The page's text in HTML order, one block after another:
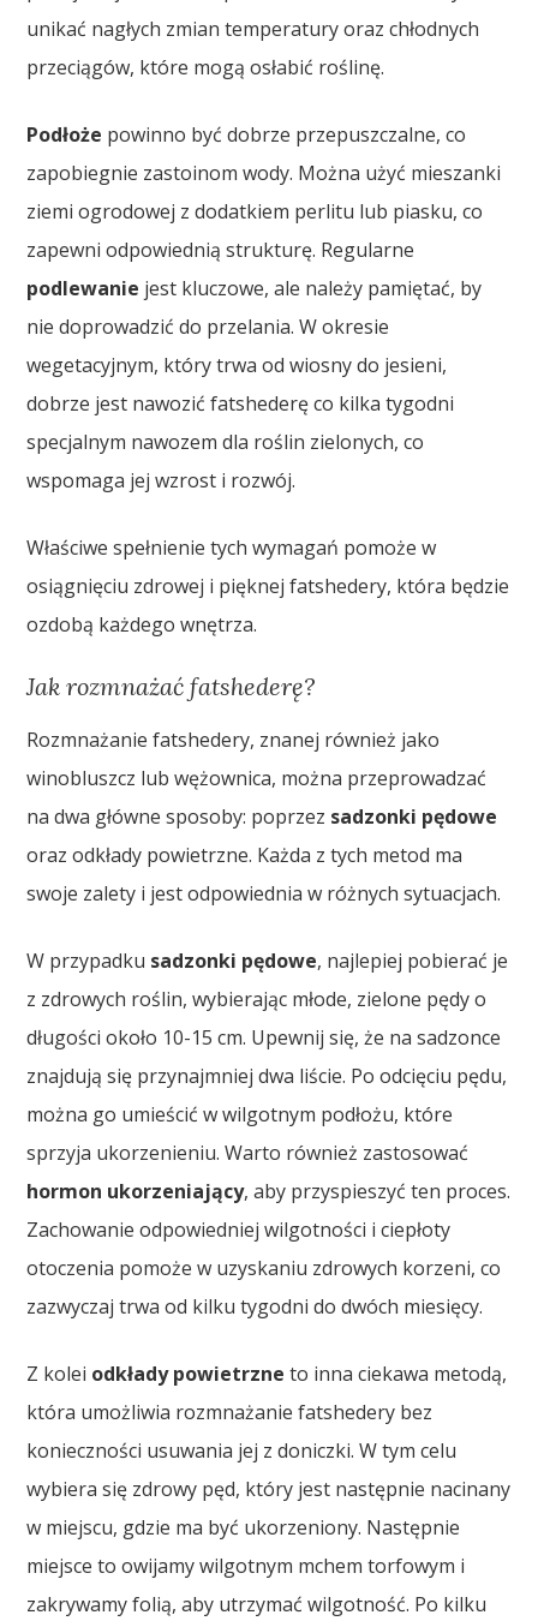
unikać nagłych zmian temperatury oraz chłodnych
przeciągów, które mogą osłabić roślinę.
Podłoże powinno być dobrze przepuszczalne, co
zapobiegnie zastoinom wody. Można użyć mieszanki
ziemi ogrodowej z dodatkiem perlitu lub piasku, co
zapewni odpowiednią strukturę. Regularne
podlewanie jest kluczowe, ale należy pamiętać, by
nie doprowadzić do przelania. W okresie
wegetacyjnym, który trwa od wiosny do jesieni,
dobrze jest nawozić fatshederę co kilka tygodni
specjalnym nawozem dla roślin zielonych, co
wspomaga jej wzrost i rozwój.
Właściwe spełnienie tych wymagań pomoże w
osiągnięciu zdrowej i pięknej fatshedery, która będzie
ozdobą każdego wnętrza.
Jak rozmnażać fatshederę?
Rozmnażanie fatshedery, znanej również jako
winobluszcz lub wężownica, można przeprowadzać
na dwa główne sposoby: poprzez sadzonki pędowe
oraz odkłady powietrzne. Każda z tych metod ma
swoje zalety i jest odpowiednia w różnych sytuacjach.
W przypadku sadzonki pędowe, najlepiej pobierać je
z zdrowych roślin, wybierając młode, zielone pędy o
długości około 10-15 cm. Upewnij się, że na sadzonce
znajdują się przynajmniej dwa liście. Po odcięciu pędu,
można go umieścić w wilgotnym podłożu, które
sprzyja ukorzenieniu. Warto również zastosować
hormon ukorzeniający, aby przyspieszyć ten proces.
Zachowanie odpowiedniej wilgotności i ciepłoty
otoczenia pomoże w uzyskaniu zdrowych korzeni, co
zazwyczaj trwa od kilku tygodni do dwóch miesięcy.
Z kolei odkłady powietrzne to inna ciekawa metodą,
która umożliwia rozmnażanie fatshedery bez
konieczności usuwania jej z doniczki. W tym celu
wybiera się zdrowy pęd, który jest następnie nacinany
w miejscu, gdzie ma być ukorzeniony. Następnie
miejsce to owijamy wilgotnym mchem torfowym i
zakrywamy folią, aby utrzymać wilgotność. Po kilku